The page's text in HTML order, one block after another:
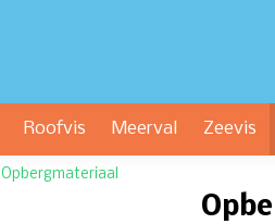
Roofvis Meerval Zeevis
Opbergmateriaal